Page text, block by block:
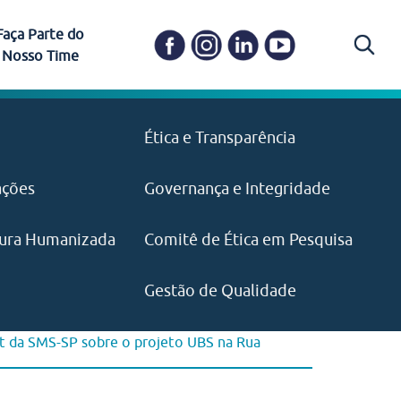
Ética e Transparência
Governança e Integridade
Humanizada Comitê de Ética em Pesquisa
Gestão de Qualidade
Carapicuíba
pelo CEJAM e(11) 97646‑2537
Parte do
Nosso Time
visão e valores?
SMS-SP sobre o projeto UBS na Rua